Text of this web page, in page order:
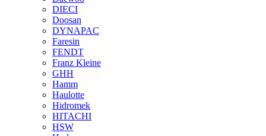
DIECI
Doosan
DYNAPAC
Faresin
FENDT
Franz Kleine
GHH
Hamm
Haulotte
Hidromek
HITACHI
HSW